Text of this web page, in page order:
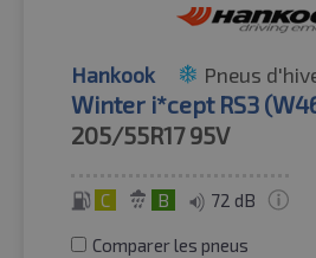
Hankook Pneus
Winter i*cept RS3
205/55R17 95V
C B 72 dB
Comparer les pneus